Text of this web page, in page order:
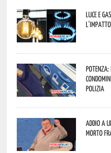
Luce e
Potenza:
Polizia
Addio a
morto